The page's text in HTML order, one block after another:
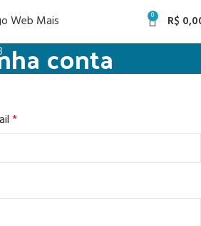
0 R$
conta
*